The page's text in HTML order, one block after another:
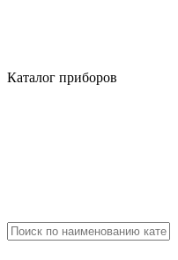
Каталог приборов